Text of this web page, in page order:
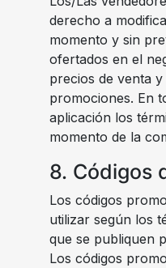
derecho a
momento y sin
ofertados en el
precios de venta
promociones. En
aplicación los
momento de la
8. Códigos
Los códigos
utilizar según los
que se publiquen
Los códigos